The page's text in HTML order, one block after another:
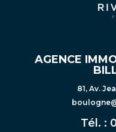
AGENCE
81, Av.
Tél. :